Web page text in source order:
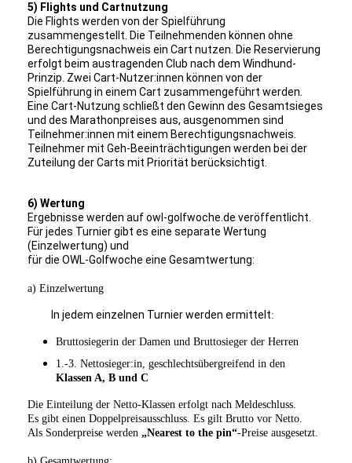
5) Flights und Cartnutzung
Die Flights werden von der Spielführung
zusammengestellt. Die Teilnehmenden können ohne
Berechtigungsnachweis ein Cart nutzen. Die Reservierung
erfolgt beim austragenden Club nach dem Windhund-
Prinzip. Zwei Cart-Nutzer:innen können von der
Spielführung in einem Cart zusammengeführt werden.
Eine Cart-Nutzung schließt den Gewinn des Gesamtsieges
und des Marathonpreises aus, ausgenommen sind
Teilnehmer:innen mit einem Berechtigungsnachweis.
Teilnehmer mit Geh-Beeinträchtigungen werden bei der
Zuteilung der Carts mit Priorität berücksichtigt.
6) Wertung
Ergebnisse werden auf owl-golfwoche.de veröffentlicht.
Für jedes Turnier gibt es eine separate Wertung
(Einzelwertung) und
für die OWL-Golfwoche eine Gesamtwertung:
a) Einzelwertung
In jedem einzelnen Turnier werden ermittelt:
Bruttosiegerin der Damen und Bruttosieger der Herren
1.-3. Nettosieger:in, geschlechtsübergreifend in den
Klassen A, B und C
Die Einteilung der Netto-Klassen erfolgt nach Meldeschluss.
Es gibt einen Doppelpreisausschluss. Es gilt Brutto vor Netto.
Als Sonderpreise werden „Nearest to the pin“-Preise ausgesetzt.